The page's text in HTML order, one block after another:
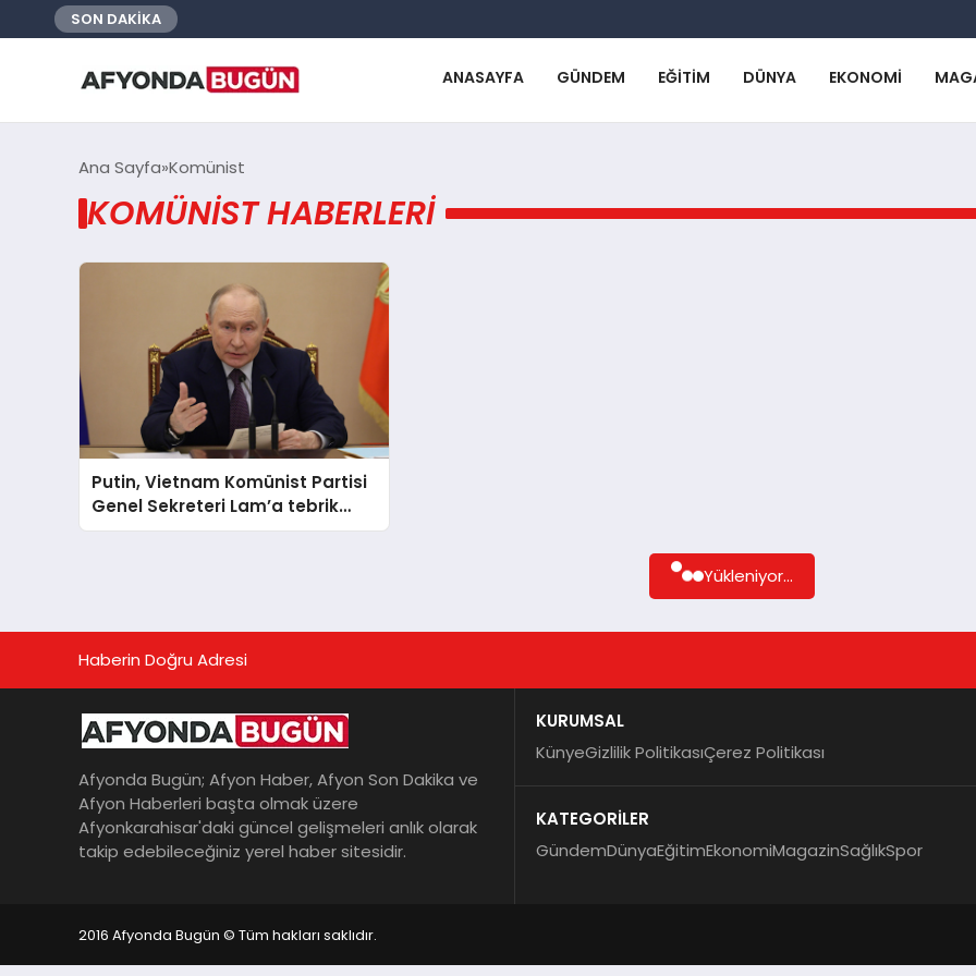
SON DAKİKA
ANASAYFA GÜNDEM EĞITIM DÜNYA EKONOMI
Ana Sayfa Komünist
KOMÜNIST HABERLERI
Putin, Vietnam Komünist Partisi
Genel Sekreteri Lam’a tebrik
mesajı yolladı
Yükleniyor...
Haberin Doğru Adresi
Afyonda Bugün; Afyon Haber, Afyon Son Dakika ve
Afyon Haberleri başta olmak üzere
Afyonkarahisar'daki güncel gelişmeleri anlık olarak
takip edebileceğiniz yerel haber sitesidir.
KURUMSAL
KünyeGizlilik PolitikasıÇerez Politikası
KATEGORİLER
GündemDünyaEğitimEkonomiMagazinSağlıkSpor
2016 Afyonda Bugün © Tüm hakları saklıdır.